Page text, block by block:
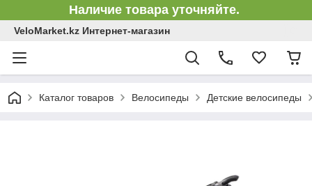
Наличие товара уточняйте.
VeloMarket.kz Интернет-магазин
Каталог товаров Велосипеды Детские велосипеды